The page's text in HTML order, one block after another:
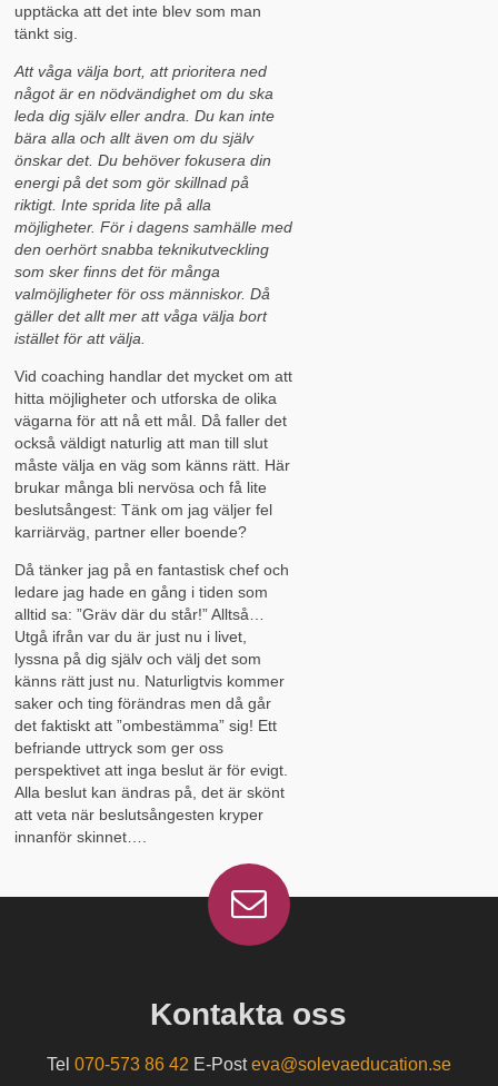
upptäcka att det inte blev som man
tänkt sig.
Att våga välja bort, att prioritera ned
något är en nödvändighet om du ska
leda dig själv eller andra. Du kan inte
bära alla och allt även om du själv
önskar det. Du behöver fokusera din
energi på det som gör skillnad på
riktigt. Inte sprida lite på alla
möjligheter. För i dagens samhälle med
den oerhört snabba teknikutveckling
som sker finns det för många
valmöjligheter för oss människor. Då
gäller det allt mer att våga välja bort
istället för att välja.
Vid coaching handlar det mycket om att
hitta möjligheter och utforska de olika
vägarna för att nå ett mål. Då faller det
också väldigt naturlig att man till slut
måste välja en väg som känns rätt. Här
brukar många bli nervösa och få lite
beslutsångest: Tänk om jag väljer fel
karriärväg, partner eller boende?
Då tänker jag på en fantastisk chef och
ledare jag hade en gång i tiden som
alltid sa: ”Gräv där du står!” Alltså…
Utgå ifrån var du är just nu i livet,
lyssna på dig själv och välj det som
känns rätt just nu. Naturligtvis kommer
saker och ting förändras men då går
det faktiskt att ”ombestämma” sig! Ett
befriande uttryck som ger oss
perspektivet att inga beslut är för evigt.
Alla beslut kan ändras på, det är skönt
att veta när beslutsångesten kryper
innanför skinnet….
Kontakta oss
Tel 070-573 86 42 E-Posteva@solevaeducation.se